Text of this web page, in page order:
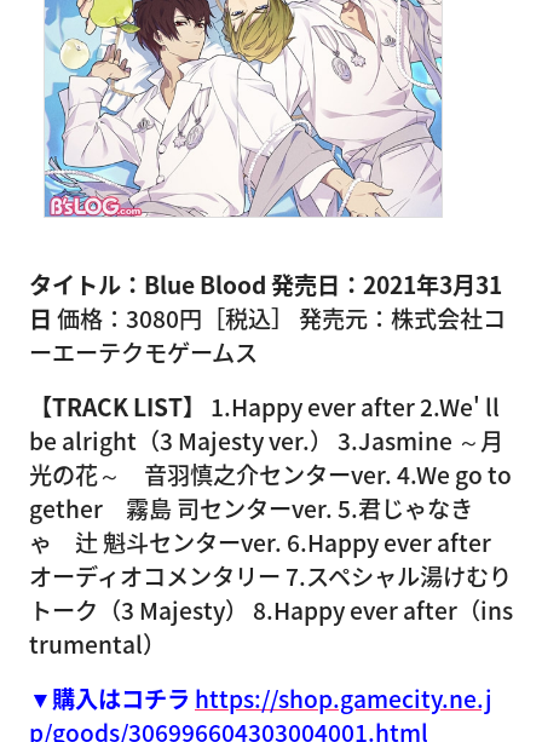
タイトル：Blue Blood発売日：2021年3月31
日 価格：3080円［税込］ 発売元：株式会社コ
ーエーテクモゲームス
【TRACK LIST】 1.Happy ever after 2.We' ll
be alright（3 Majesty ver.） 3.Jasmine ～月
光の花～ 音羽慎之介センターver. 4.We go to
gether 霧島 司センターver. 5.君じゃなき
ゃ 辻 魁斗センターver. 6.Happy ever after
オーディオコメンタリー 7.スペシャル湯けむり
トーク（3 Majesty） 8.Happy ever after（ins
trumental）
▼購入はコチラ https://shop.gamecity.ne.j
p/goods/306996604303004001.html